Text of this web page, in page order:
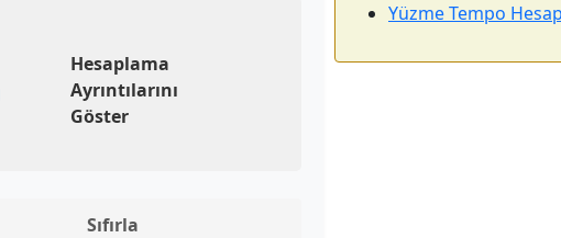
Hesaplama
Ayrıntılarını
Göster
Sıfırla
Yüzme Tempo